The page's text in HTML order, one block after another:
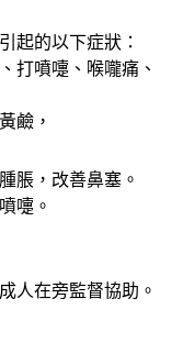
起的以下症狀：
打噴嚏、喉嚨痛、
鹼，
脹，改善鼻塞。
嚏。
人在旁監督協助。